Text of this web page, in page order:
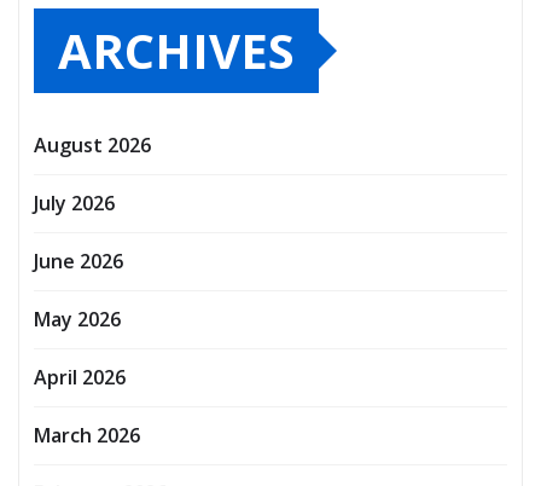
ARCHIVES
August 2026
July 2026
June 2026
May 2026
April 2026
March 2026